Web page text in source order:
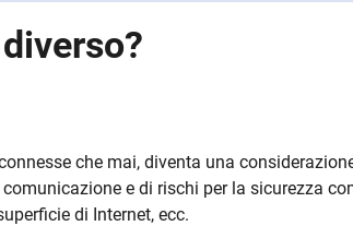
che mai, diventa una
e di rischi per la sicurezza
di Internet, ecc.